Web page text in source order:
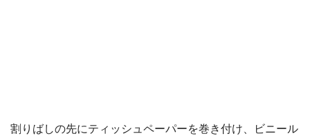
割りばしの先にティッシュペーパーを巻き付け、ビニール